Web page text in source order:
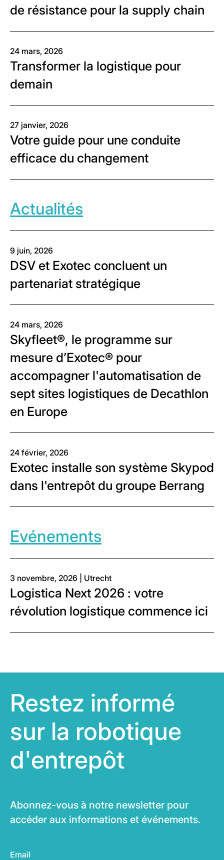
de résistance pour la supply chain
24 mars, 2026
Transformer la logistique pour
demain
27 janvier, 2026
Votre guide pour une conduite
efficace du changement
Actualités
9 juin, 2026
DSV et Exotec concluent un
partenariat stratégique
24 mars, 2026
Skyfleet®, le programme sur
mesure d’Exotec® pour
accompagner l'automatisation de
sept sites logistiques de Decathlon
en Europe
24 février, 2026
Exotec installe son système Skypod
dans l'entrepôt du groupe Berrang
Evénements
3 novembre, 2026 | Utrecht
Logistica Next 2026 : votre
révolution logistique commence ici
Restez informé
sur la robotique
d'entrepôt
Abonnez-vous à notre newsletter pour
accéder aux informations et événements.
Email